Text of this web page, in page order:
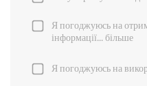
Я погоджуюсь на
інформації...більше
Я погоджуюсь на